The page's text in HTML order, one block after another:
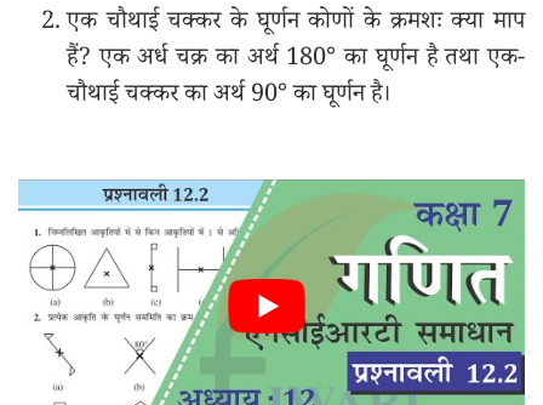
एक चौथाई चक्कर के घूर्णन कोणों के क्रमशः क्या माप
हैं? एक अर्ध चक्र का अर्थ 180° का घूर्णन है तथा एक-
चौथाई चक्कर का अर्थ 90° का घूर्णन है।